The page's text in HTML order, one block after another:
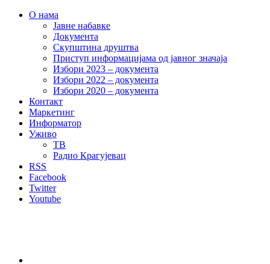
О нама
Јавне набавке
Документа
Скупштина друштва
Приступ информацијама од јавног значаја
Избори 2023 – документа
Избори 2022 – документа
Избори 2020 – документа
Контакт
Маркетинг
Информатор
Уживо
ТВ
Радио Крагујевац
RSS
Facebook
Twitter
Youtube